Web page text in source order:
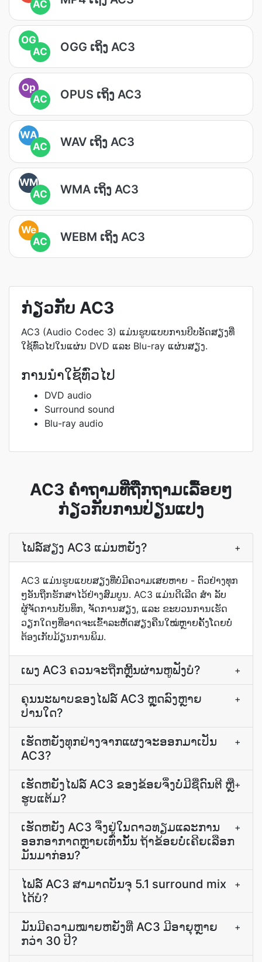
AC
OG
AC
OGG ເຖິງ AC3
Op
AC
OPUS ເຖິງ AC3
WA
AC
WAV ເຖິງ AC3
WM
AC
WMA ເຖິງ AC3
We
AC
WEBM ເຖິງ AC3
ກ່ຽວກັບ AC3
AC3 (Audio Codec 3) ແມ່ນຮູບແບບການບີບອັດສຽງທີ່
ໃຊ້ທົ່ວໄປໃນແຜ່ນ DVD ແລະ Blu-ray ແຜ່ນສຽງ.
ການນຳໃຊ້ທົ່ວໄປ
DVD audio
Surround sound
Blu-ray audio
AC3 ຄຳຖາມທີ່ຖືກຖາມເລື້ອຍໆ
ກ່ຽວກັບການປ່ຽນແປງ
ໄຟລ໌ສຽງ AC3 ແມ່ນຫຍັງ? +
AC3 ແມ່ນຮູບແບບສຽງທີ່ບໍ່ມີຄວາມເສຍຫາຍ - ຕົວຢ່າງທຸກ
ໆອັນຖືກຮັກສາໄວ້ຢ່າງສົມບູນ. AC3 ແມ່ນດີເລີດ ສຳ ລັບ
ຜູ້ຈັດການບັນທຶກ, ຈັດການສຽງ, ແລະ ຂະບວນການເຮັດ
ວຽກໃດໆທີ່ອາດຈະເຂົ້າລະຫັດສຽງຄືນໃໝ່ຫຼາຍຄັ້ງໂດຍບໍ່
ຕ້ອງເກັບມ້ຽນການພິມ.
ເພງ AC3 ຄວນຈະຖືກຫຼີ້ນຜ່ານຫູຟັງບໍ? +
ຄຸນນະພາບ​ຂອງ​ໄຟລ໌ AC3 ຫຼຸດລົງ​ຫຼາຍ
ປານໃດ?
+
ເຮັດ​ຫຍັງ​ທຸກ​ຢ່າງ​ຈາກ​ແຜງ​ຈະ​ອອກ​ມາ​ເປັນ
AC3?
+
ເຮັດ​ຫຍັງ​ໄຟລ໌ AC3 ຂອງ​ຂ້ອຍ​ຈຶ່ງ​ບໍ່​ມີ​ຊື່​ດົນຕີ ຫຼື
ຮູບແຕ້ມ?
+
ເຮັດ​ຫຍັງ AC3 ຈຶ່ງ​ຢູ່​ໃນ​ດາວ​ທຽມ​ແລະ​ການ​
ອອກ​ອາກາດ​ຫຼາຍ​ເທົ່າ​ນັ້ນ ຖ້າ​ຂ້ອຍ​ບໍ່​ເຄີຍ​ເລືອກ​
ມັນ​ມາ​ກ່ອນ?
+
ໄຟລ໌ AC3 ສາມາດບັນຈຸ 5.1 surround mix
ໄດ້ບໍ?
+
ມັນ​ມີ​ຄວາມ​ໝາຍ​ຫຍັງ​ທີ່ AC3 ມີ​ອາຍຸ​ຫຼາຍ​
ກວ່າ 30 ປີ?
+